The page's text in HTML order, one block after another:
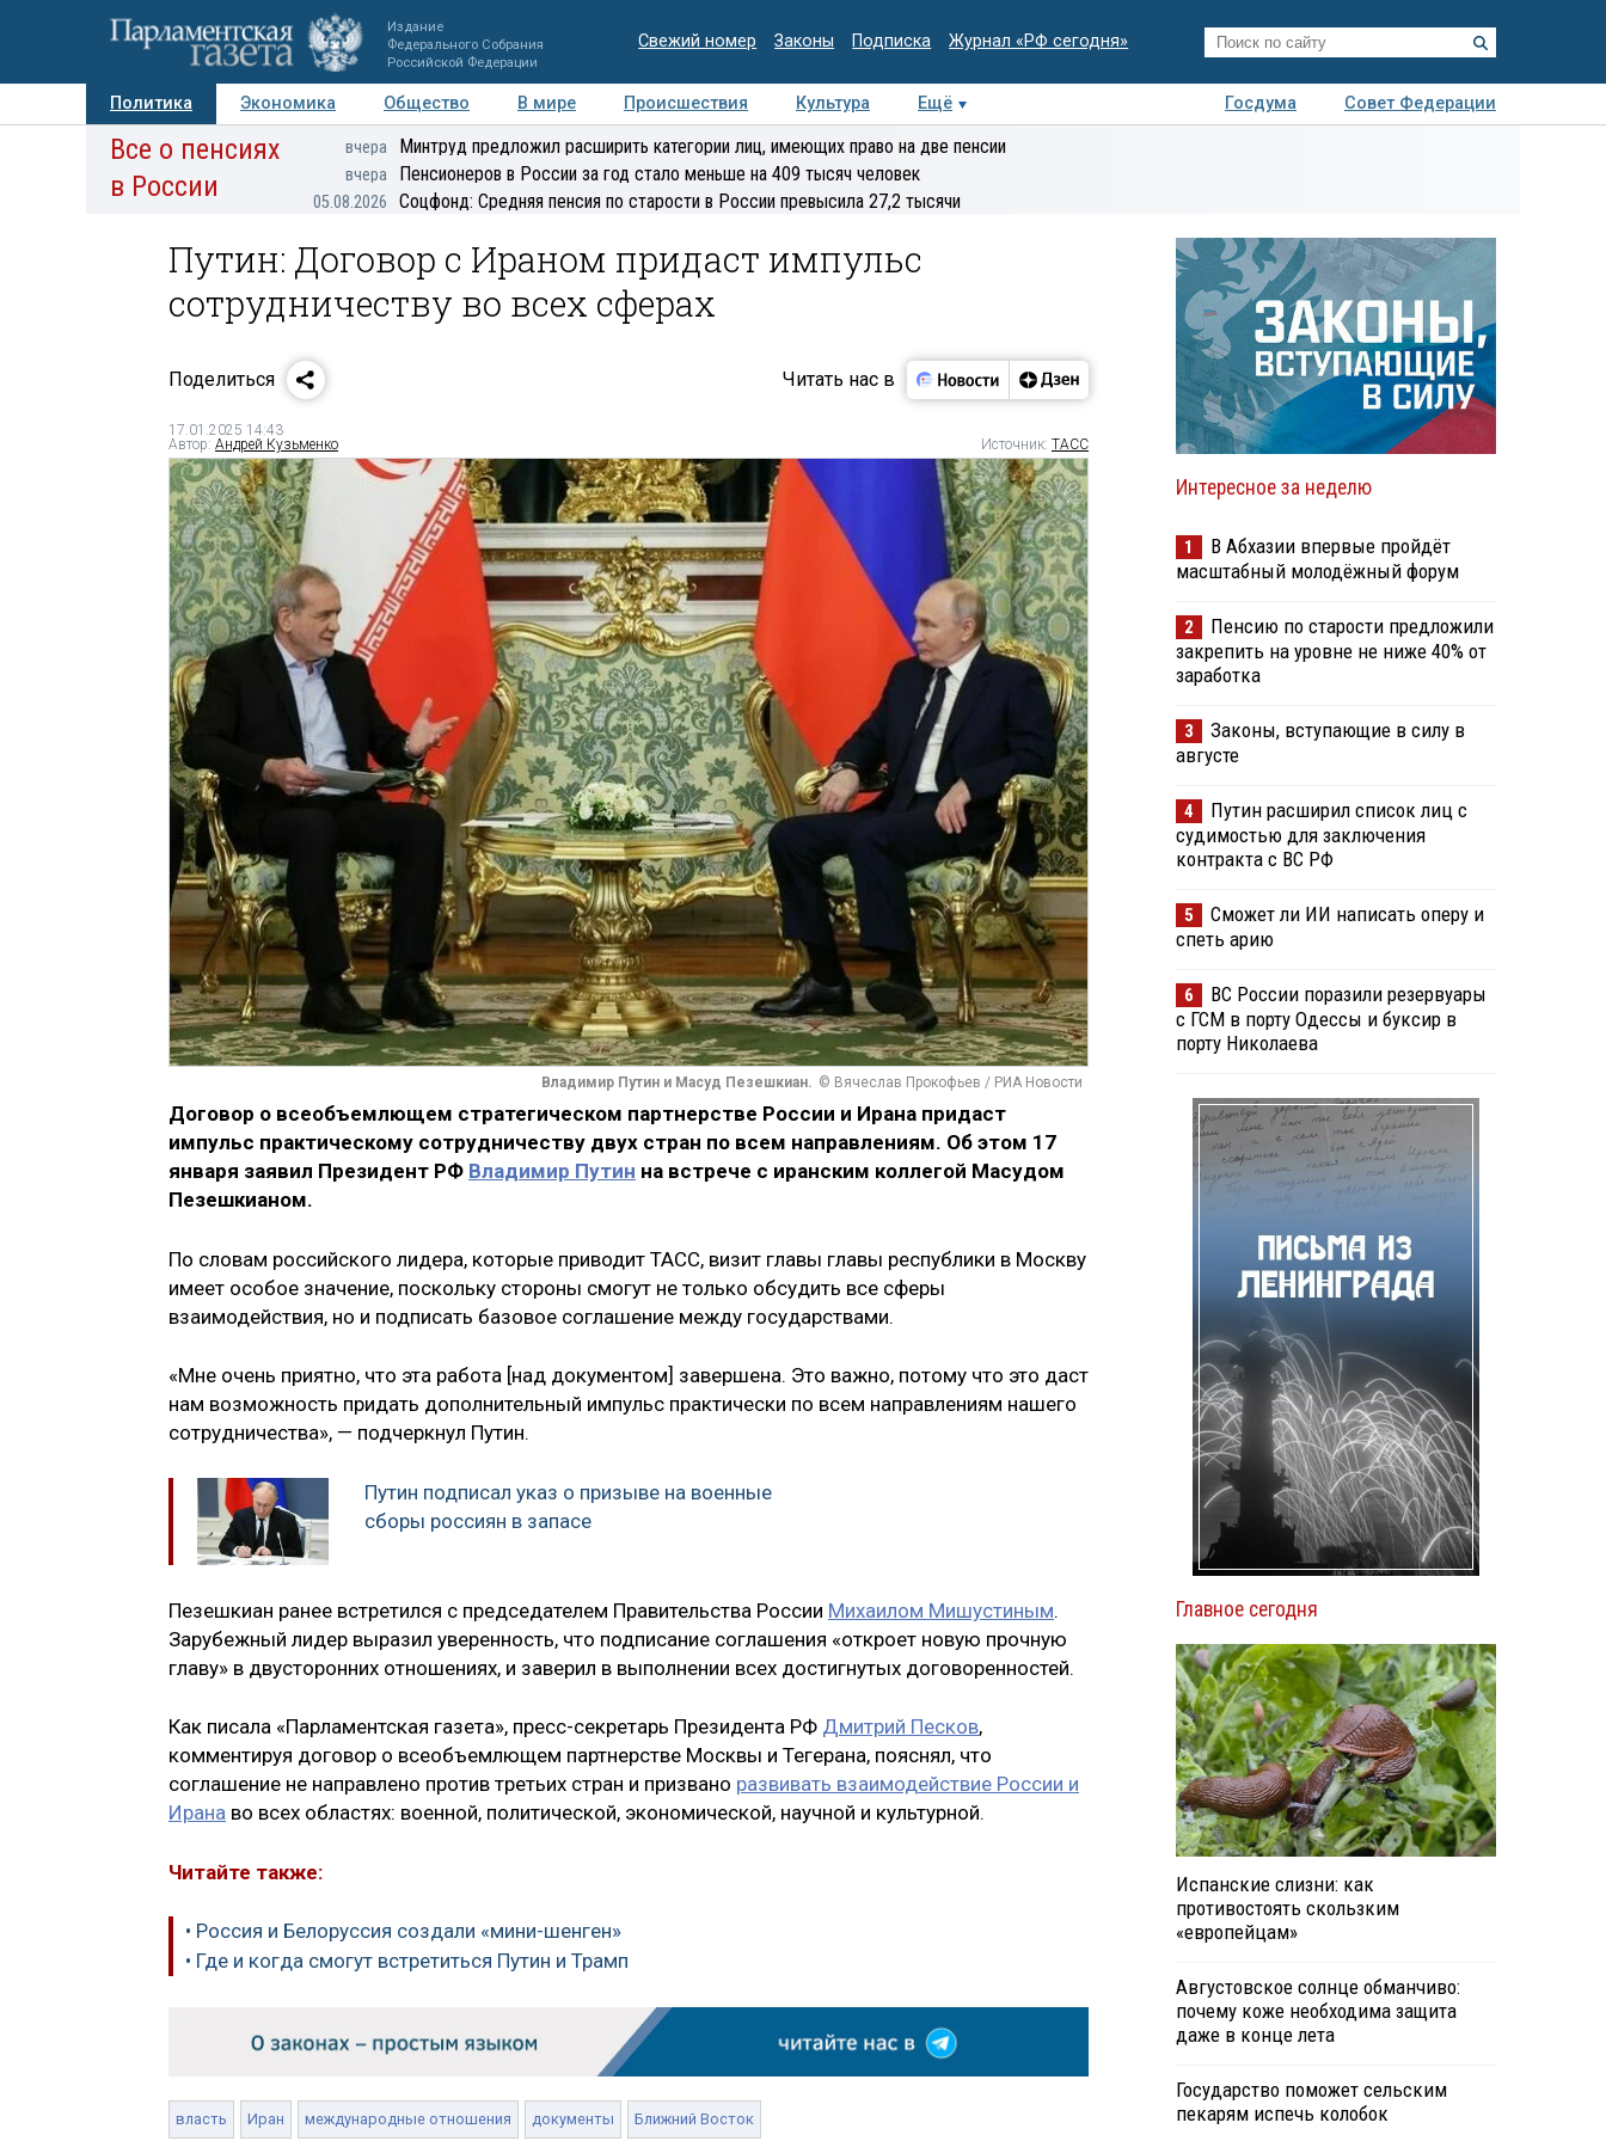
Издание
Федерального Собрания
Российской Федерации
Свежий номер Законы Подписка Журнал «РФ сегодня»
Политика Экономика Общество В мире Происшествия Культура Ещё Госдума
Совет Федерации
Авторы Персоны Мнения Регионы Медиацентр Интервью Колумнисты
Деловая
Все о пенсиях
в России
вчера Минтруд предложил расширить категории лиц, имеющих право на две пенсии
вчера Пенсионеров в России за год стало меньше на 409 тысяч человек
05.08.2026 Соцфонд: Средняя пенсия по старости в России превысила 27,2 тысячи
Путин: Договор с Ираном придаст импульс
сотрудничеству во всех сферах
Поделиться Читать нас в
17.01.2025 14:43
Автор: Андрей Кузьменко Источник: ТАСС
Владимир Путин и Масуд Пезешкиан. © Вячеслав Прокофьев / РИА Новости
Договор о всеобъемлющем стратегическом партнерстве России и Ирана придаст
импульс практическому сотрудничеству двух стран по всем направлениям. Об этом 17
января заявил Президент РФ Владимир Путин на встрече с иранским коллегой Масудом
Пезешкианом.
По словам российского лидера, которые приводит ТАСС, визит главы главы республики в Москву
имеет особое значение, поскольку стороны смогут не только обсудить все сферы
взаимодействия, но и подписать базовое соглашение между государствами.
«Мне очень приятно, что эта работа [над документом] завершена. Это важно, потому что это даст
нам возможность придать дополнительный импульс практически по всем направлениям нашего
сотрудничества», — подчеркнул Путин.
Путин подписал указ о призыве на военные
сборы россиян в запасе
Пезешкиан ранее встретился с председателем Правительства России Михаилом Мишустиным.
Зарубежный лидер выразил уверенность, что подписание соглашения «откроет новую прочную
главу» в двусторонних отношениях, и заверил в выполнении всех достигнутых договоренностей.
Как писала «Парламентская газета», пресс-секретарь Президента РФ Дмитрий Песков,
комментируя договор о всеобъемлющем партнерстве Москвы и Тегерана, пояснял, что
соглашение не направлено против третьих стран и призвано развивать взаимодействие России и
Ирана во всех областях: военной, политической, экономической, научной и культурной.
Читайте также:
• Россия и Белоруссия создали «мини-шенген»
• Где и когда смогут встретиться Путин и Трамп
власть Иран международные отношения документы Ближний Восток
Интересное за неделю
1
В Абхазии впервые пройдёт
масштабный молодёжный форум
2
Пенсию по старости предложили
закрепить на уровне не ниже 40% от
заработка
3
Законы, вступающие в силу в
августе
4
Путин расширил список лиц с
судимостью для заключения
контракта с ВС РФ
5
Сможет ли ИИ написать оперу и
спеть арию
6
ВС России поразили резервуары
с ГСМ в порту Одессы и буксир в
порту Николаева
Главное сегодня
Испанские слизни: как
противостоять скользким
«европейцам»
Августовское солнце обманчиво:
почему коже необходима защита
даже в конце лета
Государство поможет сельским
пекарям испечь колобок